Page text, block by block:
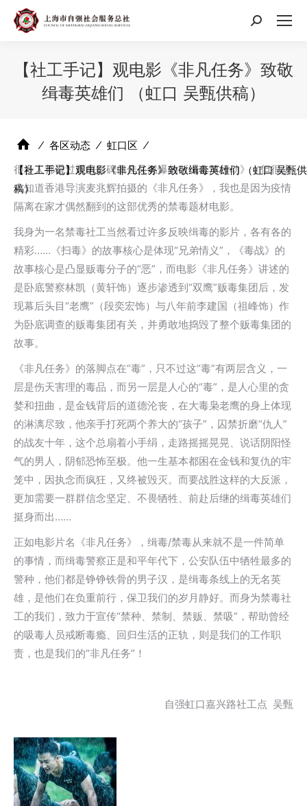
搜
【社工手记】观电影《非凡任务》致敬
缉毒英雄们 （虹口 吴甄供稿）
⁄ 各区动态 ⁄ 虹口区 ⁄
【社工手记】观电影《非凡任务》致敬缉毒英雄们 （虹口 吴甄供
稿）
很多人都看过票房口碑俱佳又燃爆的《湄公河行动》，但很少
人知道香港导演麦兆辉拍摄的《非凡任务》，我也是因为疫情
隔离在家才偶然翻到的这部优秀的禁毒题材电影。
我身为一名禁毒社工当然看过许多反映缉毒的影片，各有各的
精彩……《扫毒》的故事核心是体现“兄弟情义”，《毒战》的
故事核心是凸显贩毒分子的“恶”，而电影《非凡任务》讲述的
是卧底警察林凯（黄轩饰）逐步渗透到“双鹰”贩毒集团后，发
现幕后头目“老鹰”（段奕宏饰）与八年前李建国（祖峰饰）作
为卧底调查的贩毒集团有关，并勇敢地捣毁了整个贩毒集团的
故事。
《非凡任务》的落脚点在“毒”，只不过这“毒”有两层含义，一
层是伤天害理的毒品，而另一层是人心的“毒”，是人心里的贪
婪和扭曲，是金钱背后的道德沦丧，在大毒枭老鹰的身上体现
的淋漓尽致，他亲手打死两个养大的“孩子”，囚禁折磨“仇人”
的战友十年，这个总扇着小手绢，走路摇摇晃晃、说话阴阳怪
气的男人，阴郁恐怖至极。他一生基本都困在金钱和复仇的牢
笼中，因执念而疯狂，又终被毁灭。而要战胜这样的大反派，
更加需要一群群信念坚定、不畏牺牲、前赴后继的缉毒英雄们
挺身而出……
正如电影片名《非凡任务》，缉毒/禁毒从来就不是一件简单
的事情，而缉毒警察正是和平年代下，公安队伍中牺牲最多的
警种，他们都是铮铮铁骨的男子汉，是缉毒条线上的无名英
雄，是他们在负重前行，保卫我们的岁月静好。而身为禁毒社
工的我们，致力于宣传“禁种、禁制、禁贩、禁吸”，帮助曾经
的吸毒人员戒断毒瘾、回归生活的正轨，则是我们的工作职
责，也是我们的“非凡任务”！
自强虹口嘉兴路社工点 吴甄